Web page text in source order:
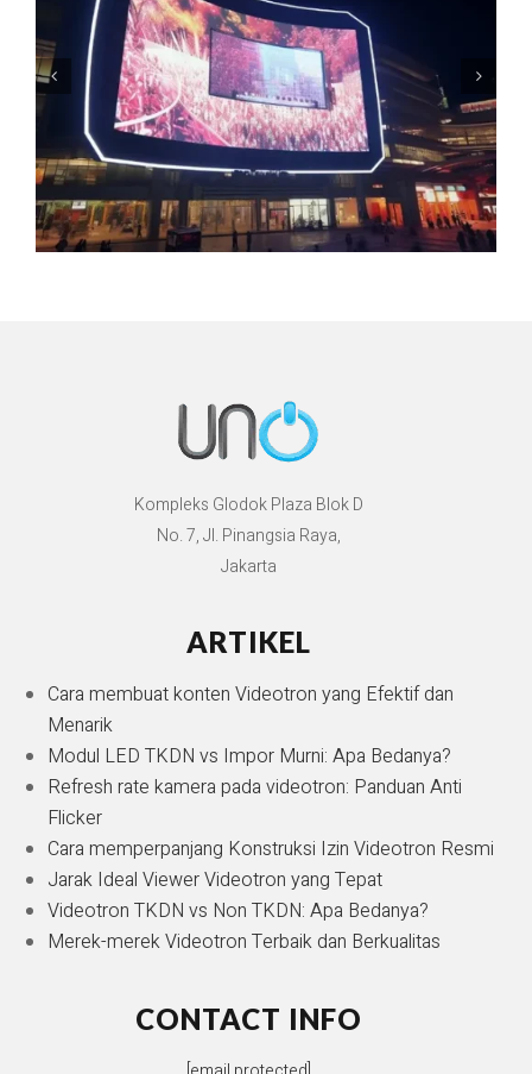
Kompleks Glodok Plaza Blok D
No. 7, Jl. Pinangsia Raya,
Jakarta
ARTIKEL
Cara membuat konten Videotron yang Efektif dan
Menarik
Modul LED TKDN vs Impor Murni: Apa Bedanya?
Refresh rate kamera pada videotron: Panduan Anti
Flicker
Cara memperpanjang Konstruksi Izin Videotron Resmi
Jarak Ideal Viewer Videotron yang Tepat
Videotron TKDN vs Non TKDN: Apa Bedanya?
Merek-merek Videotron Terbaik dan Berkualitas
CONTACT INFO